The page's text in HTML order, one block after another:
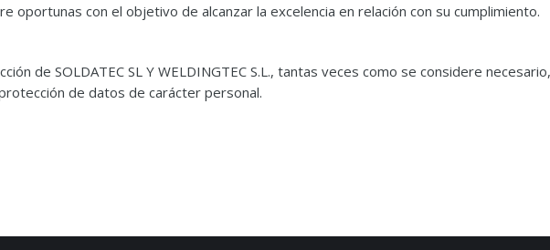
oportunas con el objetivo de alcanzar la excelencia en relación con su cumplimiento.
de SOLDATEC SL Y WELDINGTEC S.L., tantas veces como se considere
de datos de carácter personal.